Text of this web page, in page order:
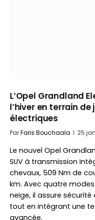
L’Opel Grandland
l’hiver en terrain
électriques
ParFaris Bouchaala 25
Le nouvel Opel
SUV à transmission
chevaux, 509 Nm de
km. Avec quatre
neige, il assure
tout en intégrant une
avancée.